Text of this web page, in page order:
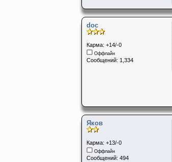
doc
Карма: +14/-0
Оффлайн
Сообщений: 1,334
Яков
Карма: +13/-0
Оффлайн
Сообщений: 494